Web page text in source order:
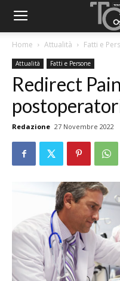
Home Attualità Fatti e
Attualità Fatti e Persone
Redirect
Redazione 27 Novembre 2022